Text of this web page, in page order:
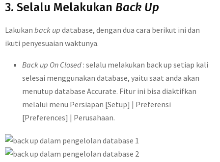
3. Selalu Melakukan Back Up
Lakukan back up database, dengan dua cara berikut ini dan
ikuti penyesuaian waktunya.
Back up On Closed : selalu melakukan back up setiap kali
selesai menggunakan database, yaitu saat anda akan
menutup database Accurate. Fitur ini bisa diaktifkan
melalui menu Persiapan [Setup] | Preferensi
[Preferences] | Perusahaan.